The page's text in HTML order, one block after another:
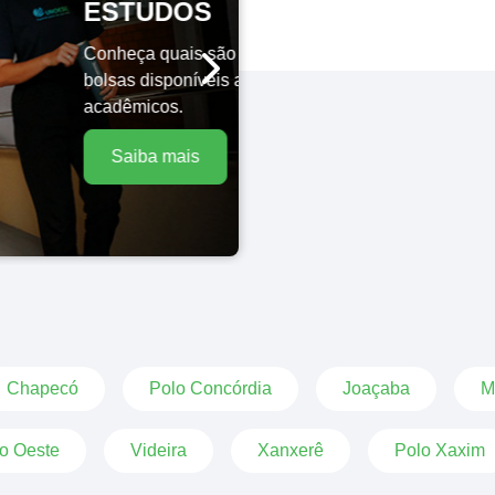
quais são as
aos
mais
Chapecó Polo Concórdia Joaçaba
Oeste Videira Xanxerê Polo Xaxim